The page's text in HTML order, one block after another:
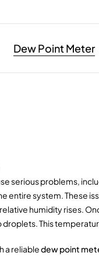
Dew Point Meter
serious problems,
entire system. These
humidity rises.
This
a reliabledew point